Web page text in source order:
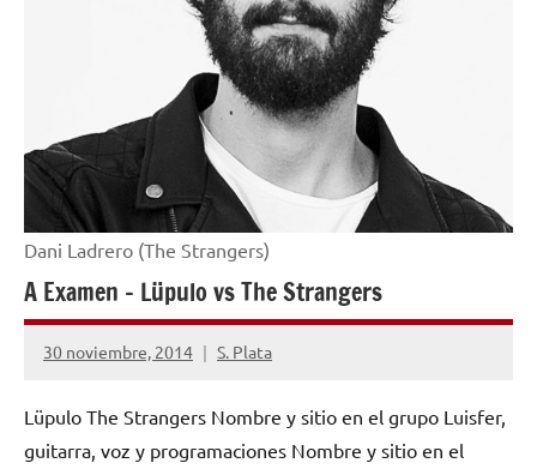
Dani Ladrero (The Strangers)
A Examen – Lüpulo vs The Strangers
30 noviembre, 2014 S. Plata
No
comentarios
Lüpulo The Strangers Nombre y sitio en el grupo Luisfer,
guitarra, voz y programaciones Nombre y sitio en el